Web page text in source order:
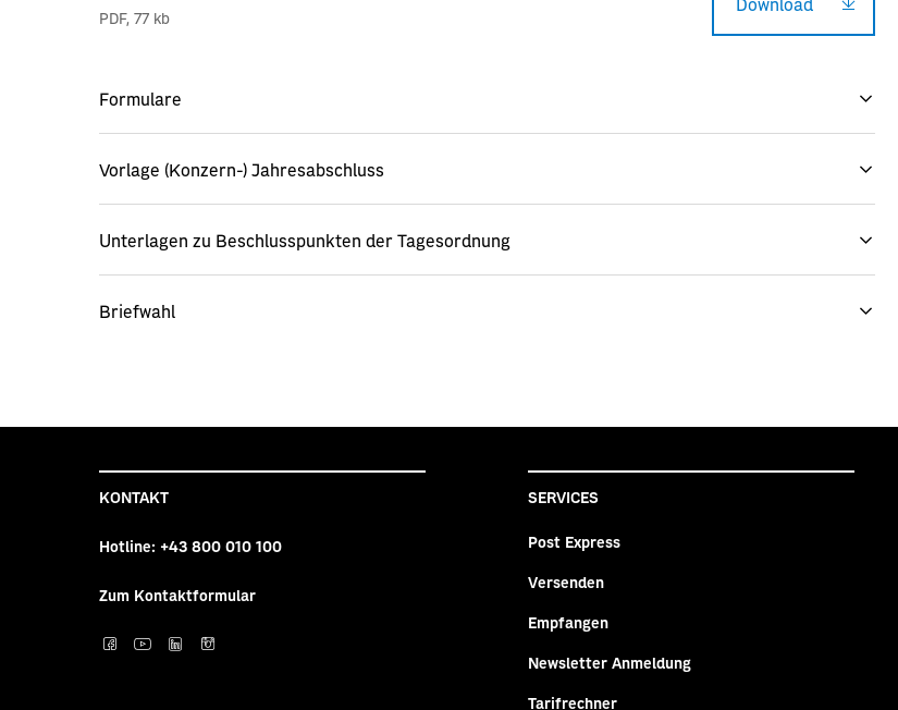
PDF,77 kb
Formulare
Vorlage (Konzern-) Jahresabschluss
Unterlagen zu Beschlusspunkten der Tagesordnung
Briefwahl
KONTAKT
Hotline: +43 800 010 100
Zum Kontaktformular
Post auf facebook
Post auf YouTube
Post auf LinkedIn
Post auf Instagram
SERVICES
Post Express
Versenden
Empfangen
Newsletter Anmeldung
Tarifrechner